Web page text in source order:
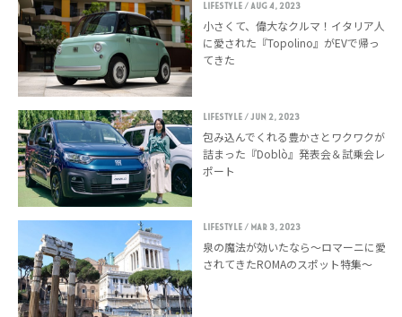
LIFESTYLE/ Aug 4, 2023
小さくて、偉大なクルマ！イタリア人
に愛された『Topolino』がEVで帰っ
てきた
LIFESTYLE / Jun 2, 2023
包み込んでくれる豊かさとワクワクが
詰まった『Doblò』発表会＆試乗会レ
ポート
LIFESTYLE/ Mar 3, 2023
泉の魔法が効いたなら〜ロマーニに愛
されてきたROMAのスポット特集〜